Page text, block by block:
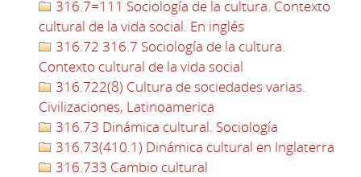
316.7=111 Sociología de la cultura. Contexto
cultural de la vida social. En inglés
316.72 316.7 Sociología de la cultura.
Contexto cultural de la vida social
316.722(8) Cultura de sociedades varias.
Civilizaciones, Latinoamerica
316.73 Dinámica cultural. Sociología
316.73(410.1) Dinámica cultural en Inglaterra
316.733 Cambio cultural